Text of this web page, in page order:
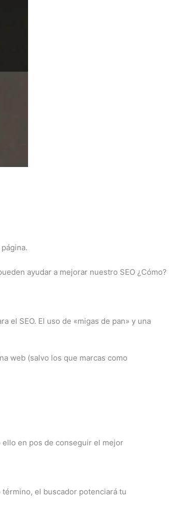
ayudar a mejorar nuestro SEO ¿Cómo?
el SEO. El uso de «migas de pan» y una
web (salvo los que marcas como
en pos de conseguir el mejor
el buscador potenciará tu